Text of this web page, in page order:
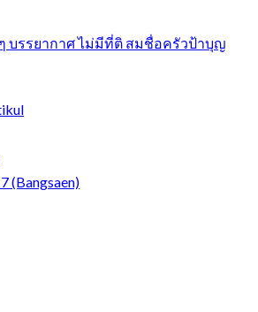
บรรยากาศ ไม่มีที่ติ สมชื่อครัวป้าบุญ
(Bangsaen)